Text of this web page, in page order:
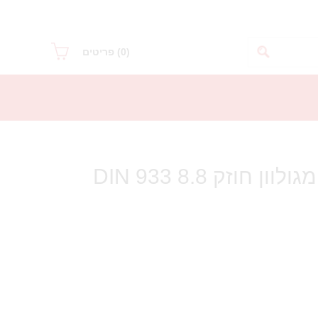
(0) פריטים
בורג ראש משושה מגולוון חוזק 8.8 DIN 933